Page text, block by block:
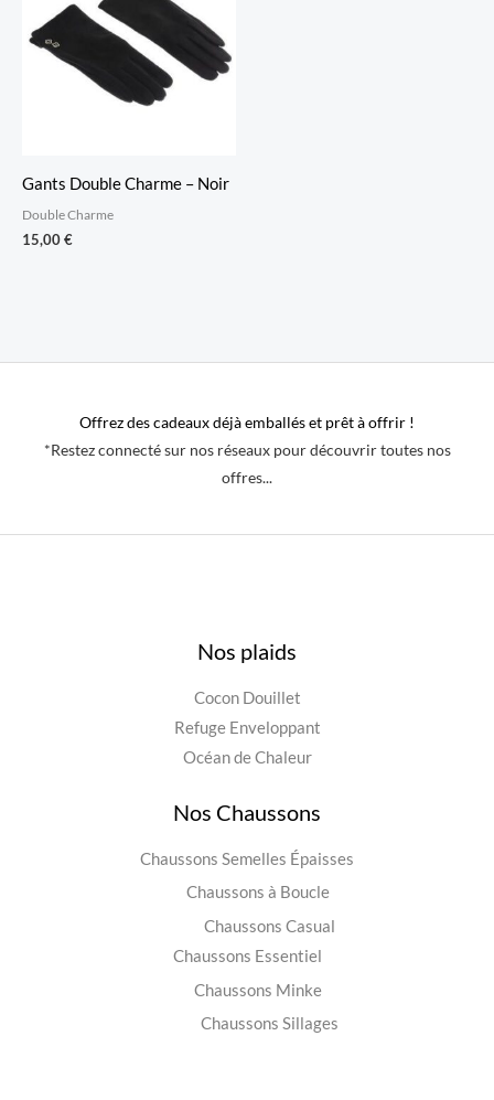
Gants Double Charme – Noir
Double Charme
15,00€
Offrez des cadeaux déjà emballés et prêt à offrir !
*Restez connecté sur nos réseaux pour découvrir toutes nos
offres...
Nos plaids
Cocon Douillet
Refuge Enveloppant
Océan de Chaleur
Nos Chaussons
Chaussons Semelles Épaisses
Chaussons à Boucle
Chaussons Casual
Chaussons Essentiel
Chaussons Minke
Chaussons Sillages